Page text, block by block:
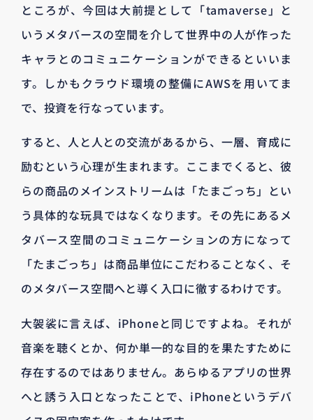
ところが、今回は大前提として「tamaverse」と
いうメタバースの空間を介して世界中の人が作った
キャラとのコミュニケーションができるといいま
す。しかもクラウド環境の整備にAWSを用いてま
で、投資を行なっています。
すると、人と人との交流があるから、一層、育成に
励むという心理が生まれます。ここまでくると、彼
らの商品のメインストリームは「たまごっち」とい
う具体的な玩具ではなくなります。その先にあるメ
タバース空間のコミュニケーションの方になって
「たまごっち」は商品単位にこだわることなく、そ
のメタバース空間へと導く入口に徹するわけです。
大袈裟に言えば、iPhoneと同じですよね。それが
音楽を聴くとか、何か単一的な目的を果たすために
存在するのではありません。あらゆるアプリの世界
へと誘う入口となったことで、iPhoneというデバ